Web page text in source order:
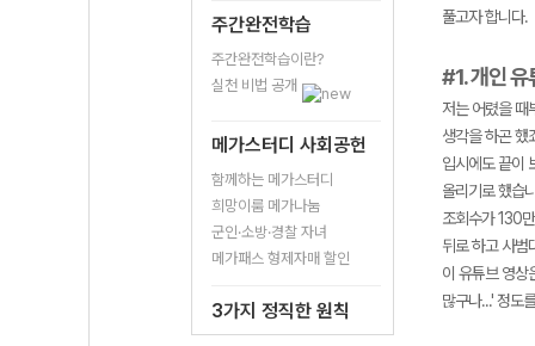
주간완전학습
주간완전학습이란?
실천 비법 공개
메가스터디 사회공헌
함께하는 메가스터디
희망이룸 메가나눔
군인·소방·경찰 자녀
메가패스 형제자매 할인
3가지 정직한 원칙
풀고자 합니다.
#1. 개인 유
저는 어렸을 때
생각을 하곤 했
입시에도 끝이
올리기로 했습
조회수가 130
뒤로 하고 사범
이 유튜브 영상
많구나...' 정도